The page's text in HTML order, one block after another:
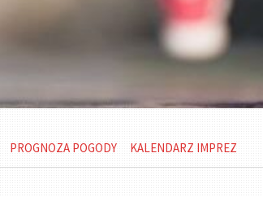
PROGNOZA POGODY KALENDARZ IMPREZ